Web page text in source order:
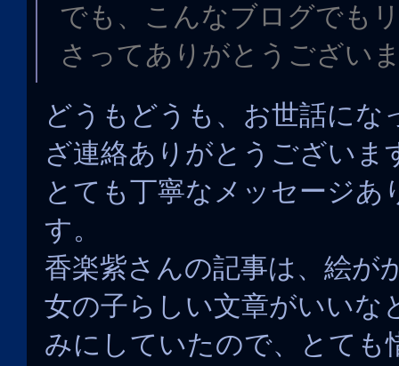
でも、こんなブログでも
さってありがとうござい
どうもどうも、お世話にな
ざ連絡ありがとうございま
とても丁寧なメッセージあ
す。
香楽紫さんの記事は、絵が
女の子らしい文章がいいな
みにしていたので、とても